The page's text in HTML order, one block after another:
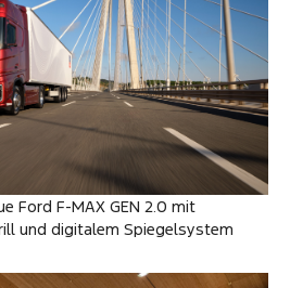
Ford F-MAX GEN 2.0 mit
und digitalem Spiegelsystem